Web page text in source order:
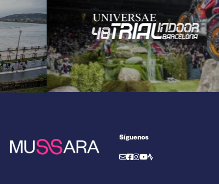
Síguenos